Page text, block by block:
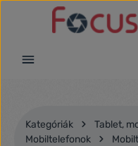
Ugrás a fő tartalomra
Kategóriák
Tablet,
Mobiltelefonok